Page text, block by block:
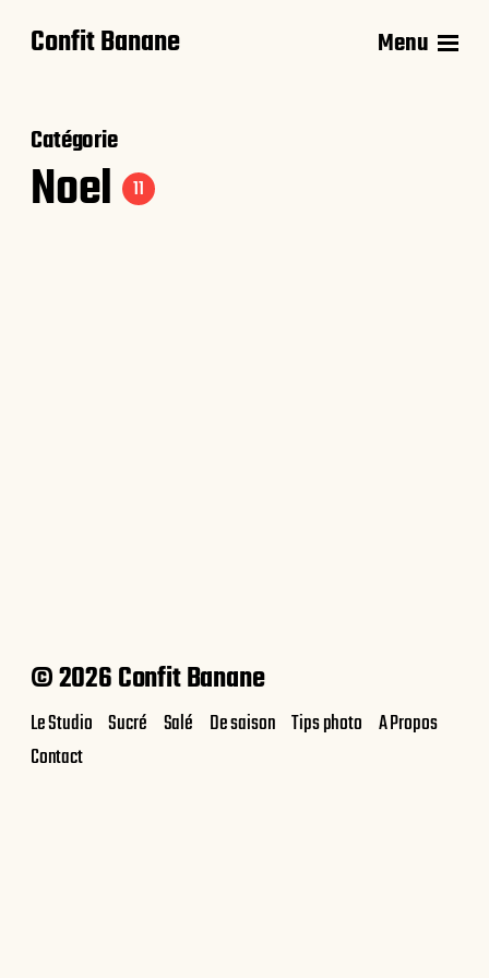
Confit Banane Menu
Catégorie
Noel 11
© 2026 Confit Banane
Le Studio Sucré Salé De saison Tips photo A Propos
Contact